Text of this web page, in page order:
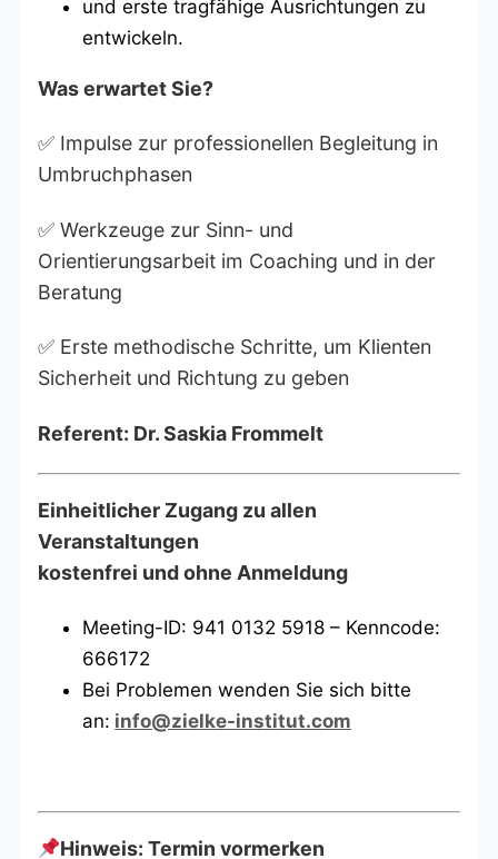
und erste tragfähige Ausrichtungen zu
entwickeln.
Was erwartet Sie?
✅ Impulse zur professionellen Begleitung in
Umbruchphasen
✅ Werkzeuge zur Sinn- und
Orientierungsarbeit im Coaching und in der
Beratung
✅ Erste methodische Schritte, um Klienten
Sicherheit und Richtung zu geben
Referent: Dr. Saskia Frommelt
Einheitlicher Zugang zu allen
Veranstaltungen
kostenfrei und ohne Anmeldung
Meeting-ID: 941 0132 5918 – Kenncode:
666172
Bei Problemen wenden Sie sich bitte
an: info@zielke-institut.com
Hinweis: Termin vormerken